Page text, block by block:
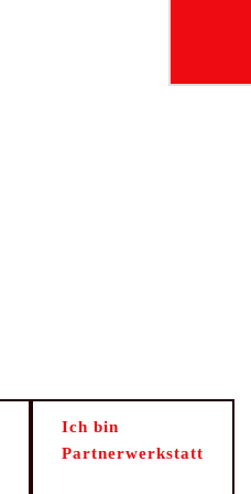
Ich bin
Partnerwerkstatt